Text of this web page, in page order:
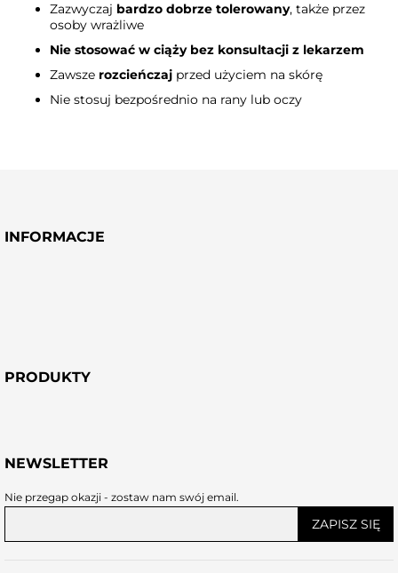
Zazwyczaj bardzo dobrze tolerowany, także przez
osoby wrażliwe
Nie stosować w ciąży bez konsultacji z lekarzem
Zawsze rozcieńczaj przed użyciem na skórę
Nie stosuj bezpośrednio na rany lub oczy
INFORMACJE
PRODUKTY
NEWSLETTER
Nie przegap okazji - zostaw nam swój email.
ZAPISZ SIĘ